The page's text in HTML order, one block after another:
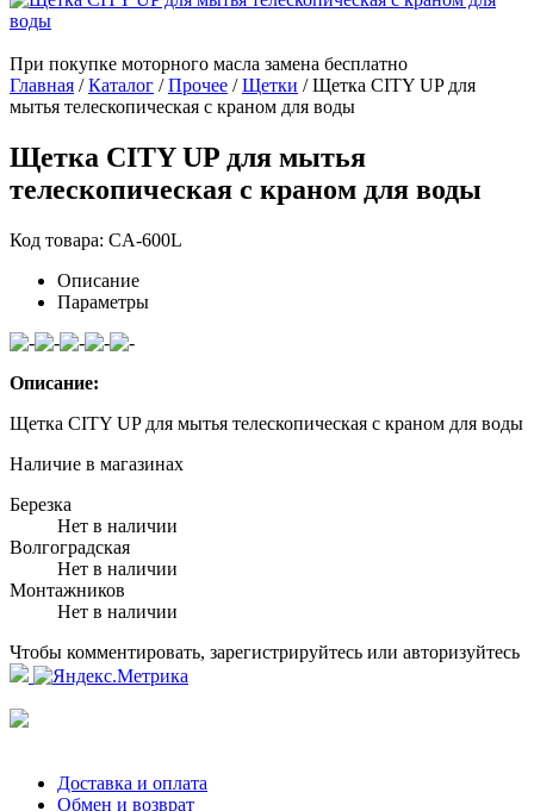
При покупке моторного масла замена бесплатно
Главная /Каталог /Прочее /Щетки /Щетка CITY UP для
мытья телескопическая с краном для воды
Щетка CITY UP для мытья
телескопическая с краном для воды
Код товара: CA-600L
Описание
Параметры
Описание:
Щетка CITY UP для мытья телескопическая с краном для воды
Наличие в магазинах
Березка
Нет в наличии
Волгоградская
Нет в наличии
Монтажников
Нет в наличии
Чтобы комментировать, зарегистрируйтесь или авторизуйтесь
Доставка и оплата
Обмен и возврат